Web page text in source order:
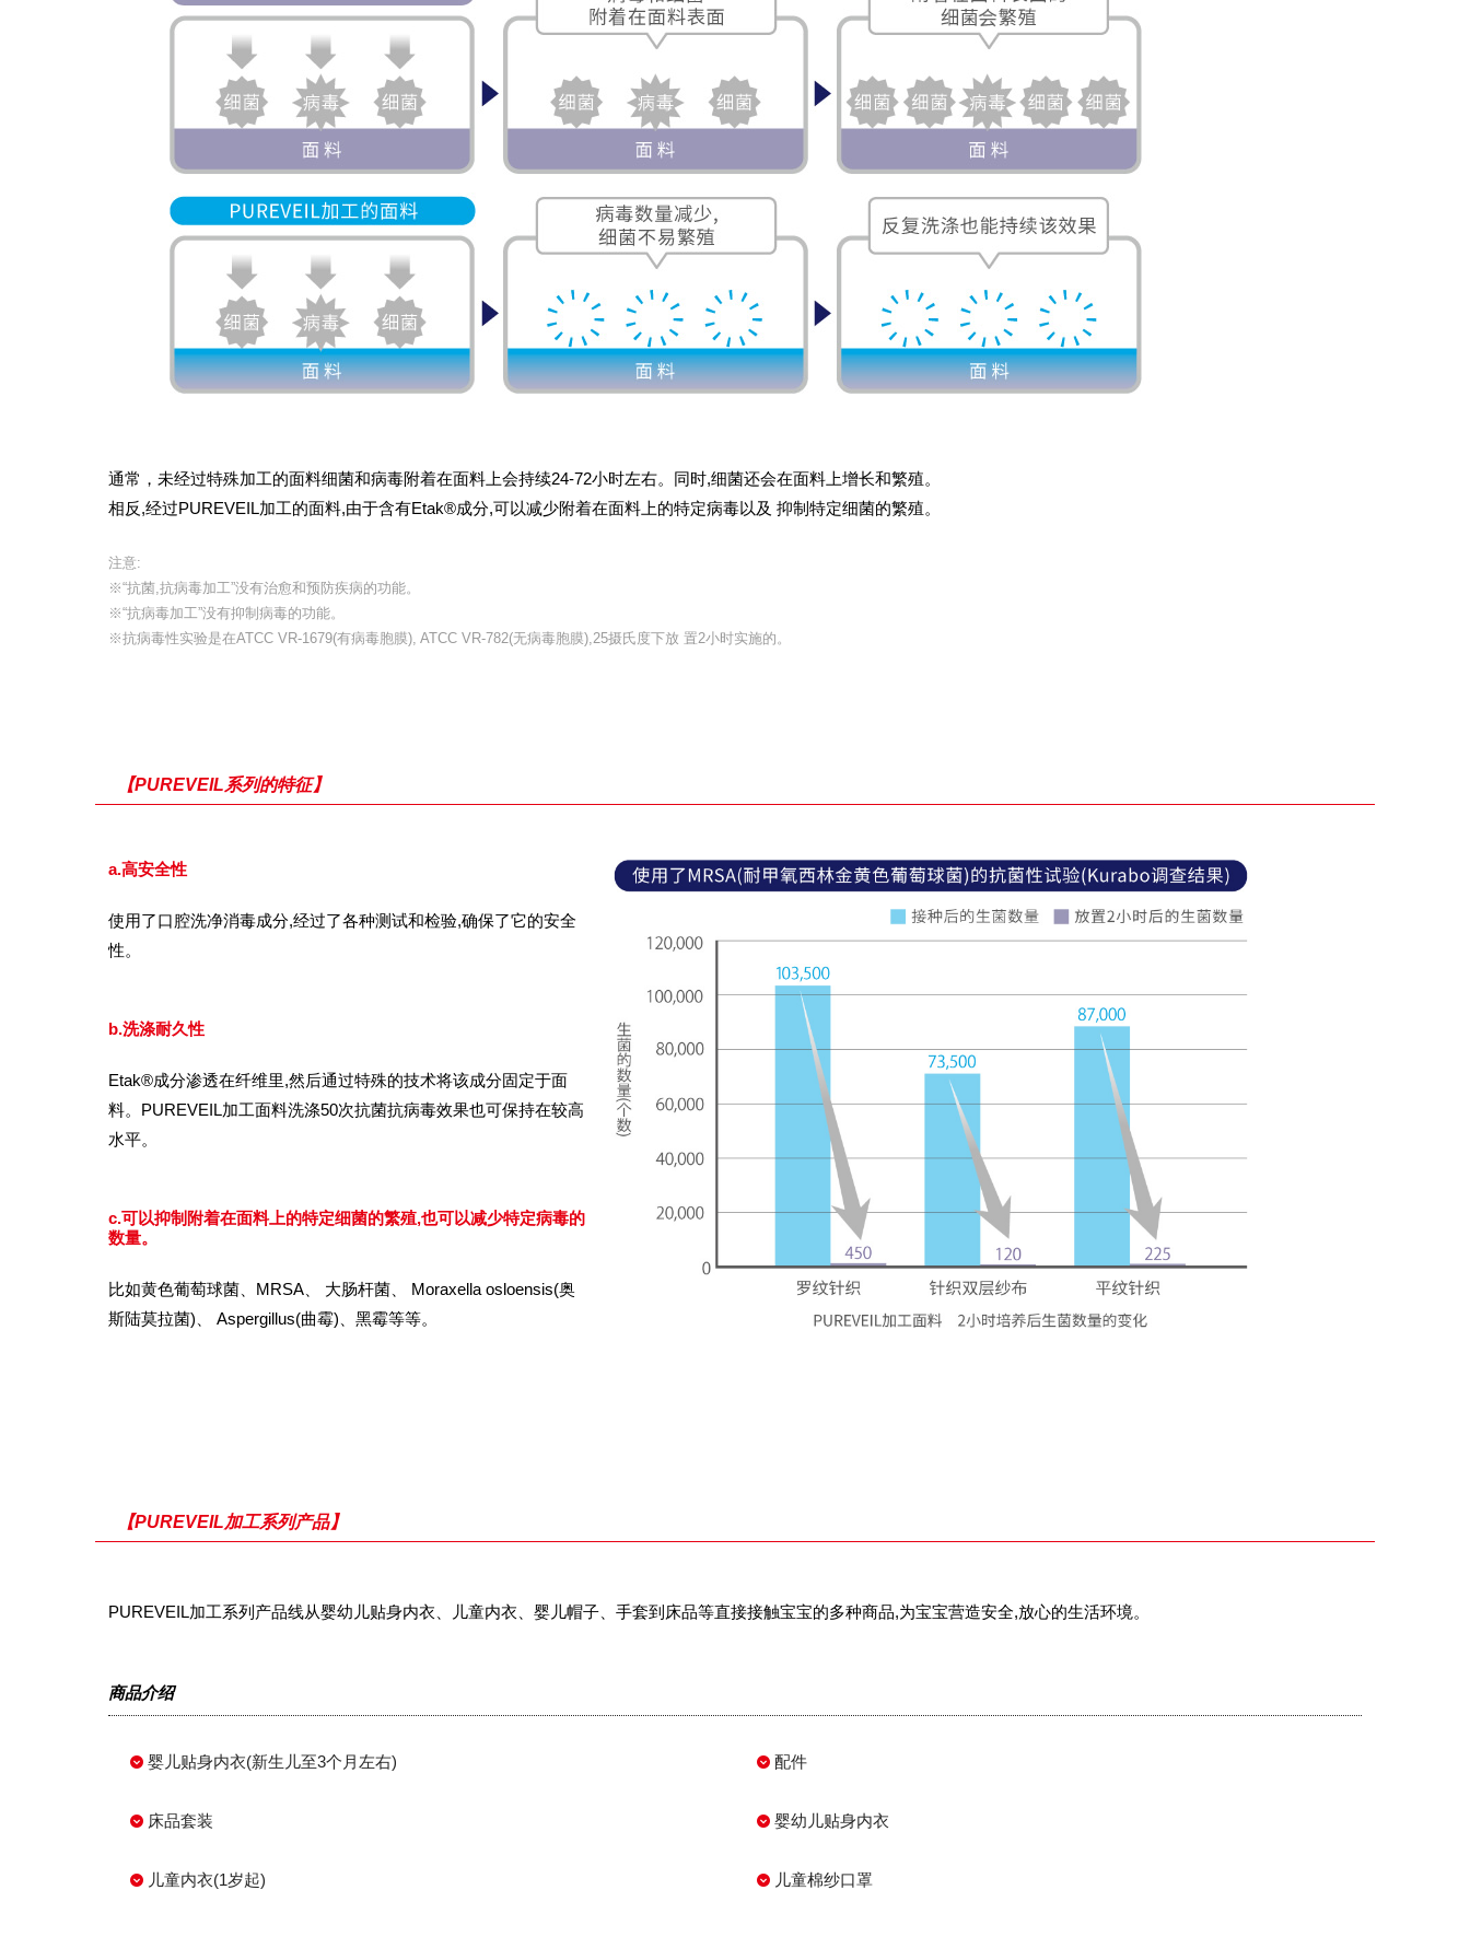
通常，未经过特殊加工的面料细菌和病毒附着在面料上会持续24-72小时左右。同时,细菌还会在面料上增长和繁殖。
相反,经过PUREVEIL加工的面料,由于含有Etak®成分,可以减少附着在面料上的特定病毒以及 抑制特定细菌的繁殖。
注意:
※“抗菌,抗病毒加工”没有治愈和预防疾病的功能。
※“抗病毒加工”没有抑制病毒的功能。
※抗病毒性实验是在ATCC VR-1679(有病毒胞膜), ATCC VR-782(无病毒胞膜),25摄氏度下放 置2小时实施的。
【PUREVEIL系列的特征】
a.高安全性
使用了口腔洗净消毒成分,经过了各种测试和检验,确保了它的安全
性。
b.洗涤耐久性
Etak®成分渗透在纤维里,然后通过特殊的技术将该成分固定于面
料。PUREVEIL加工面料洗涤50次抗菌抗病毒效果也可保持在较高
水平。
c.可以抑制附着在面料上的特定细菌的繁殖,也可以减少特定病毒的
数量。
比如黄色葡萄球菌、MRSA、 大肠杆菌、 Moraxella osloensis(奥
斯陆莫拉菌)、 Aspergillus(曲霉)、黑霉等等。
【PUREVEIL加工系列产品】
PUREVEIL加工系列产品线从婴幼儿贴身内衣、儿童内衣、婴儿帽子、手套到床品等直接接触宝宝的多种商品,为宝宝营造安全,放心的生活环境。
商品介绍
婴儿贴身内衣(新生儿至3个月左右) 配件
床品套装 婴幼儿贴身内衣
儿童内衣(1岁起) 儿童棉纱口罩